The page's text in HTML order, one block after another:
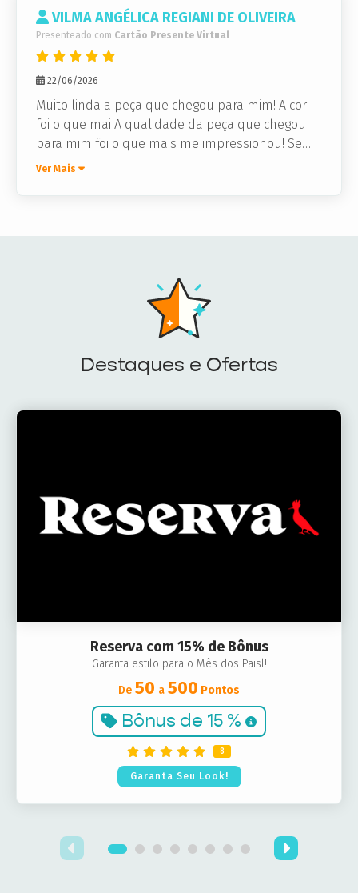
VILMA ANGÉLICA REGIANI DE OLIVEIRA
Presenteado com Cartão Presente Virtual
22/06/2026
Muito linda a peça que chegou para mim! A cor
foi o que mai A qualidade da peça que chegou
para mim foi o que mais me impressionou! Sem
contar que é de uma cor lindíssima. Água Doce,
Ver Mais
Destaques e Ofertas
Reserva com 15% de Bônus
Garanta estilo para o Mês dos Paisl!
De 50 a 500 Pontos
Bônus de 15 %
8
Garanta Seu Look!